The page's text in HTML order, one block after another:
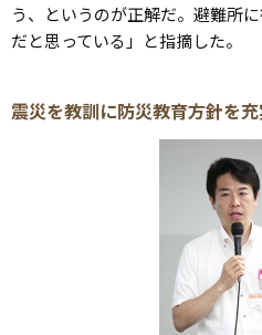
う、というのが正解だ。避難所
だと思っている」と指摘した。
震災を教訓に防災教育方針を